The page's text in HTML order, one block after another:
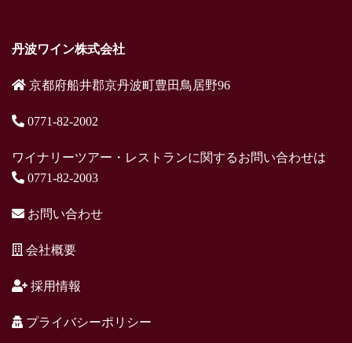
丹波ワイン株式会社
京都府船井郡京丹波町豊田鳥居野96
0771-82-2002
ワイナリーツアー・レストランに関するお問い合わせは
0771-82-2003
お問い合わせ
会社概要
採用情報
プライバシーポリシー